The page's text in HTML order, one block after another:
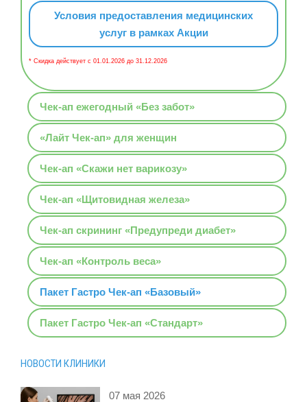
Условия предоставления медицинских
услуг в рамках Акции
* Скидка действует с 01.01.2026 до 31.12.2026
Чек-ап ежегодный «Без забот»
«Лайт Чек-ап» для женщин
Чек-ап «Скажи нет варикозу»
Чек-ап «Щитовидная железа»
Чек-ап скрининг «Предупреди диабет»
Чек-ап «Контроль веса»
Пакет Гастро Чек-ап «Базовый»
Пакет Гастро Чек-ап «Стандарт»
НОВОСТИ КЛИНИКИ
07 мая 2026